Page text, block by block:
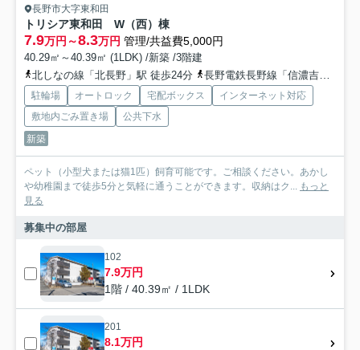
長野市大字東和田
トリシア東和田 W（西）棟
7.9万円～8.3万円 管理/共益費5,000円
40.29㎡～40.39㎡ (1LDK) /新築 /3階建
北しなの線「北長野」駅 徒歩24分
長野電鉄長野線「信濃吉田」駅 徒歩26分
駐輪場 オートロック 宅配ボックス
インターネット対応
敷地内ごみ置き場
公共下水
新築
ペット（小型犬または猫1匹）飼育可能です。ご相談ください。あかし
や幼稚園まで徒歩5分と気軽に通うことができます。収納はク... もっと
見る
募集中の部屋
102
7.9万円
1階 / 40.39㎡ / 1LDK
201
8.1万円